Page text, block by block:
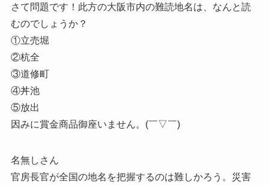
さて問題です！此方の大阪市内の難読地名は、なんと読
むのでしょうか？
①立売堀
②杭全
③道修町
④丼池
⑤放出
因みに賞金商品御座いません。(￣▽￣)
名無しさん
官房長官が全国の地名を把握するのは難しかろう。災害